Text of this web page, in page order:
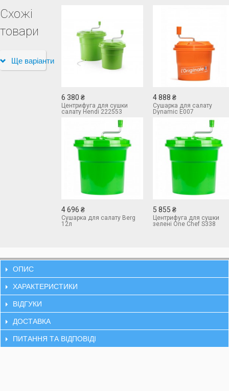
Схожі
товари
Ще варіанти
6 380 ₴
Центрифуга для сушки
салату Hendi 222553
4 888 ₴
Сушарка для салату
Dynamic E007
4 696 ₴
Сушарка для салату Berg
12л
5 855 ₴
Центрифуга для сушки
зелені One Chef S338
ОПИС
ХАРАКТЕРИСТИКИ
ВІДГУКИ
ДОСТАВКА
ПИТАННЯ ТА ВІДПОВІДІ